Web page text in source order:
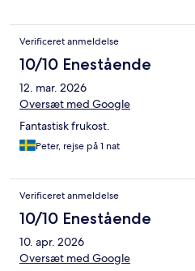
Verificeret anmeldelse
10/10 Enestående
12. mar. 2026
Oversæt med Google
Fantastisk frukost.
Peter, rejse på 1 nat
Verificeret anmeldelse
10/10 Enestående
10. apr. 2026
Oversæt med Google